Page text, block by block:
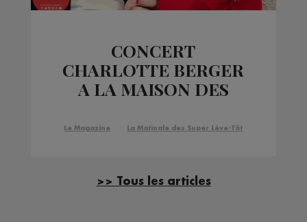
CONCERT
CHARLOTTE BERGER
A LA MAISON DES
CHAMONIX
Le Magazine La Matinale des Super Lève-Tôt
>> Tous les articles